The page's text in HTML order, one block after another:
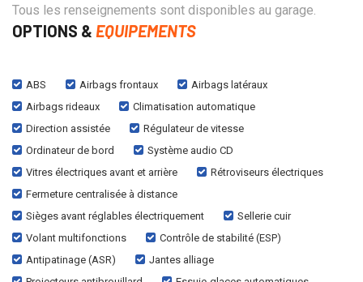
Tous les renseignements sont disponibles au garage.
OPTIONS & EQUIPEMENTS
ABS Airbags frontaux
Airbags latéraux
Airbags rideaux
Climatisation automatique
Direction assistée
Régulateur de vitesse
Ordinateur de bord
Système audio CD
Vitres électriques avant et arrière
Rétroviseurs électriques
Fermeture centralisée à distance
Sièges avant réglables électriquement
Sellerie cuir
Volant multifonctions
Contrôle de stabilité (ESP)
Antipatinage (ASR)
Jantes alliage